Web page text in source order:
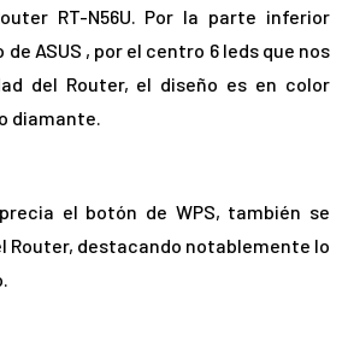
RT-N56U. Por la parte inferior
ASUS , por el centro 6 leds que nos
del Router, el diseño es en color
diamante.
el botón de WPS, también se
Router, destacando notablemente lo